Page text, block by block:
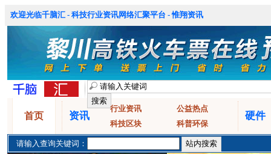
欢迎光临千脑汇 - 科技行业资讯网络汇聚平台 - 惟翔资讯
首页 资讯
行业资讯
公益热点
科技区块
科普环保
硬件
请输入查询关键词：